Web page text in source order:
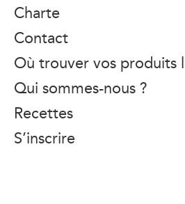
Charte
Contact
Où trouver vos produits
Qui sommes-nous ?
Recettes
S’inscrire